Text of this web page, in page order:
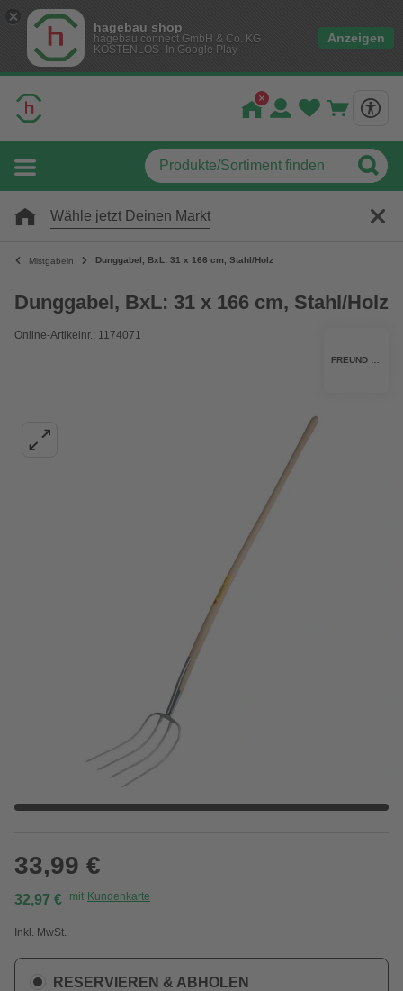
hagebau shop
hagebau connect GmbH & Co. KG
KOSTENLOS- In Google Play
Anzeigen
Wähle jetzt Deinen Markt
Mistgabeln Dunggabel, BxL: 31 x 166 cm, Stahl/Holz
Dunggabel, BxL: 31 x 166 cm, Stahl/Holz
Online-Artikelnr.: 1174071
33,99 €
32,97 € mit Kundenkarte
Inkl. MwSt.
RESERVIEREN & ABHOLEN